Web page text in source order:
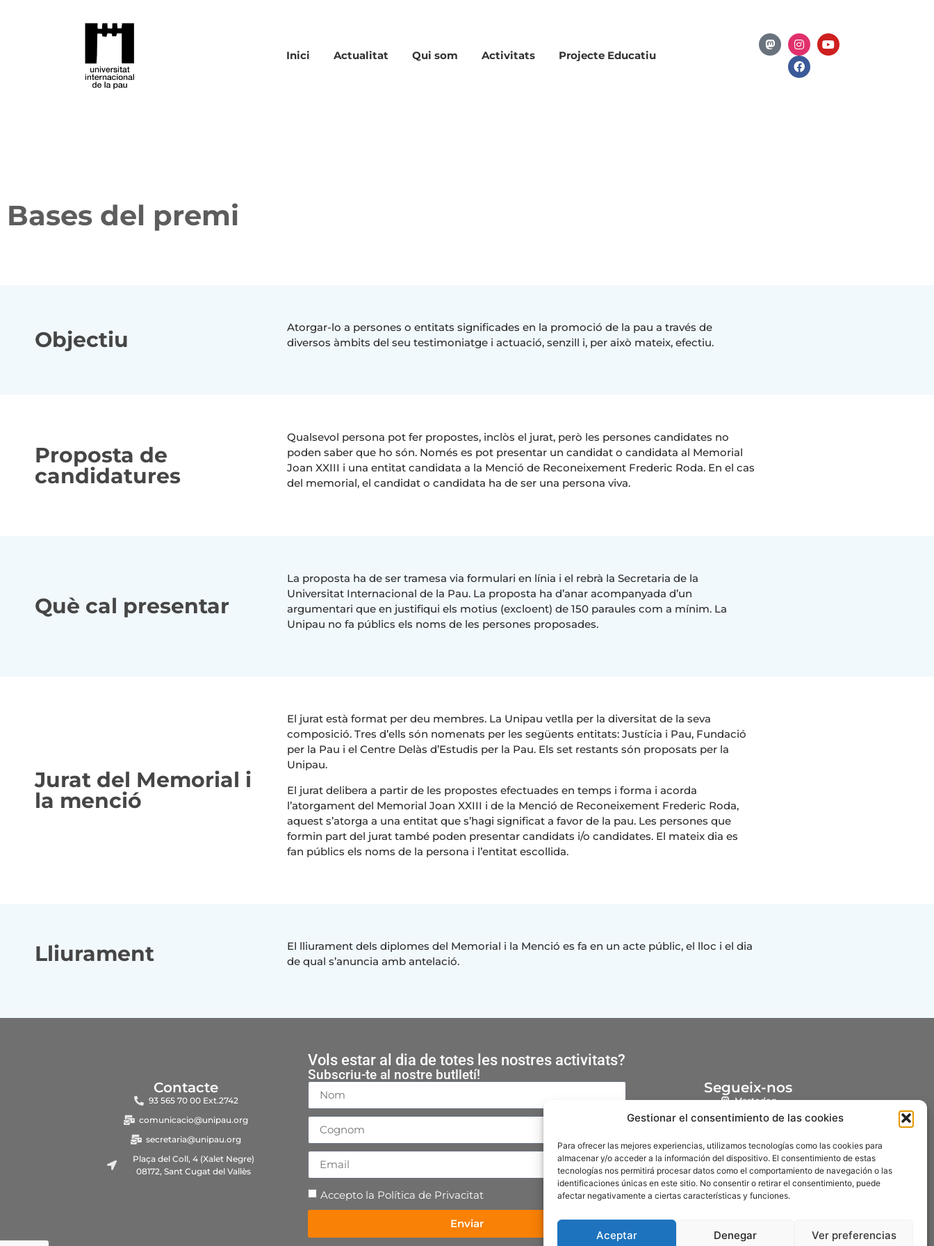
Gestionar el consentimiento de las cookies
Para ofrecer las mejores experiencias, utilizamos tecnologías como las cookies para
almacenar y/o acceder a la información del dispositivo. El consentimiento de estas
tecnologías nos permitirá procesar datos como el comportamiento de navegación o las
identificaciones únicas en este sitio. No consentir o retirar el consentimiento, puede
afectar negativamente a ciertas características y funciones.
Aceptar Denegar Ver preferencias
Inici Actualitat Qui som Activitats Projecte Educatiu
Bases del premi
Objectiu
Atorgar-lo a persones o entitats significades en la promoció de la pau a través de
diversos àmbits del seu testimoniatge i actuació, senzill i, per això mateix, efectiu.
Proposta de
candidatures
Qualsevol persona pot fer propostes, inclòs el jurat, però les persones candidates no
poden saber que ho són. Només es pot presentar un candidat o candidata al Memorial
Joan XXIII i una entitat candidata a la Menció de Reconeixement Frederic Roda. En el cas
del memorial, el candidat o candidata ha de ser una persona viva.
Què cal presentar
La proposta ha de ser tramesa via formulari en línia i el rebrà la Secretaria de la
Universitat Internacional de la Pau. La proposta ha d’anar acompanyada d’un
argumentari que en justifiqui els motius (excloent) de 150 paraules com a mínim. La
Unipau no fa públics els noms de les persones proposades.
Jurat del Memorial i
la menció
El jurat està format per deu membres. La Unipau vetlla per la diversitat de la seva
composició. Tres d’ells són nomenats per les següents entitats: Justícia i Pau, Fundació
per la Pau i el Centre Delàs d’Estudis per la Pau. Els set restants són proposats per la
Unipau.
El jurat delibera a partir de les propostes efectuades en temps i forma i acorda
l’atorgament del Memorial Joan XXIII i de la Menció de Reconeixement Frederic Roda,
aquest s’atorga a una entitat que s’hagi significat a favor de la pau. Les persones que
formin part del jurat també poden presentar candidats i/o candidates. El mateix dia es
fan públics els noms de la persona i l’entitat escollida.
Lliurament
El lliurament dels diplomes del Memorial i la Menció es fa en un acte públic, el lloc i el dia
de qual s’anuncia amb antelació.
Contacte
93 565 70 00 Ext.2742
comunicacio@unipau.org
secretaria@unipau.org
Plaça del Coll, 4 (Xalet Negre)
08172, Sant Cugat del Vallès
Vols estar al dia de totes les nostres activitats?
Subscriu-te al nostre butlletí!
Accepto la Política de Privacitat
Enviar
Segueix-nos
Mastodon
Instagram
Facebook